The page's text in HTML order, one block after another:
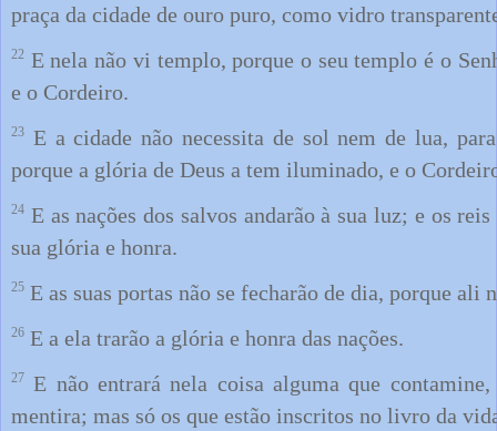
praça da cidade de ouro puro, como vidro
22 E nela não vi templo, porque o seu templo é o
e o Cordeiro.
23 E a cidade não necessita de sol nem de lua,
porque a glória de Deus a tem iluminado, e o
24 E as nações dos salvos andarão à sua luz; e os
sua glória e honra.
25 E as suas portas não se fecharão de dia, porque ali
26 E a ela trarão a glória e honra das nações.
27 E não entrará nela coisa alguma que
mentira; mas só os que estão inscritos no livro da